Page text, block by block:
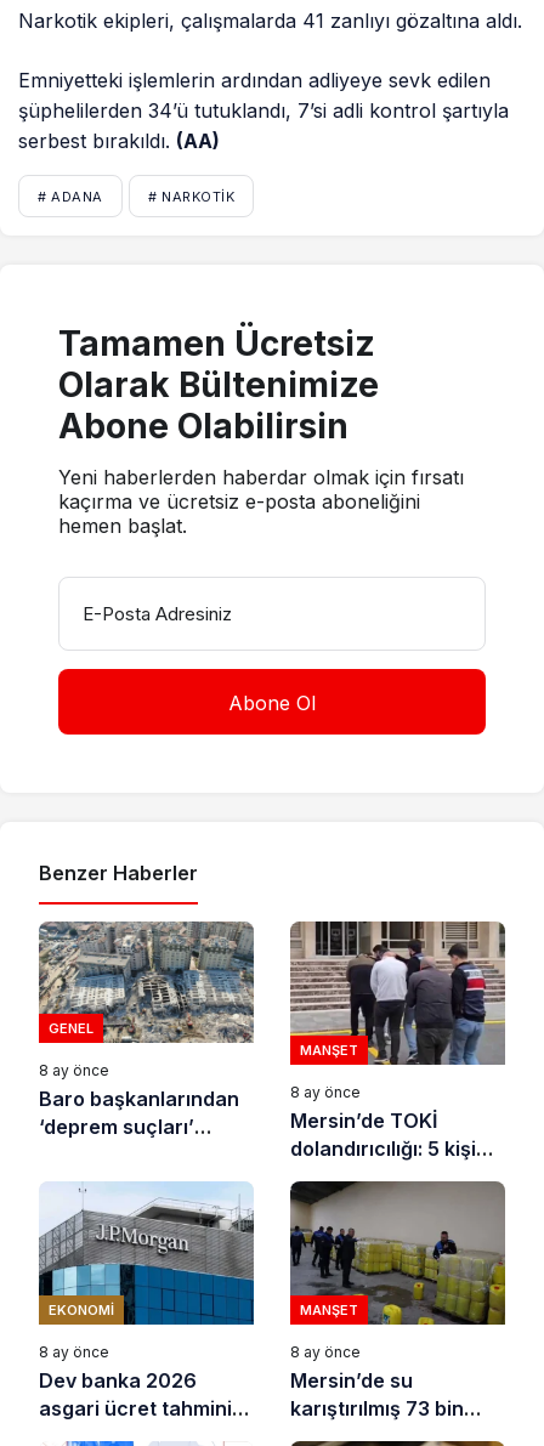
Narkotik ekipleri, çalışmalarda 41 zanlıyı gözaltına aldı.
Emniyetteki işlemlerin ardından adliyeye sevk edilen
şüphelilerden 34’ü tutuklandı, 7’si adli kontrol şartıyla
serbest bırakıldı. (AA)
# ADANA # NARKOTIK
Tamamen Ücretsiz
Olarak Bültenimize
Abone Olabilirsin
Yeni haberlerden haberdar olmak için fırsatı
kaçırma ve ücretsiz e-posta aboneliğini
hemen başlat.
E-Posta Adresiniz
Benzer Haberler
GENEL
8 ay önce
Baro başkanlarından
‘deprem suçları’
MANŞET
8 ay önce
Mersin’de TOKİ
dolandırıcılığı: 5 kişi
tutuklandı
EKONOMI
8 ay önce
Dev banka 2026
asgari ücret tahminini
açıkladı
MANŞET
8 ay önce
Mersin’de su
karıştırılmış 73 bin
litre sıvı yağ ele